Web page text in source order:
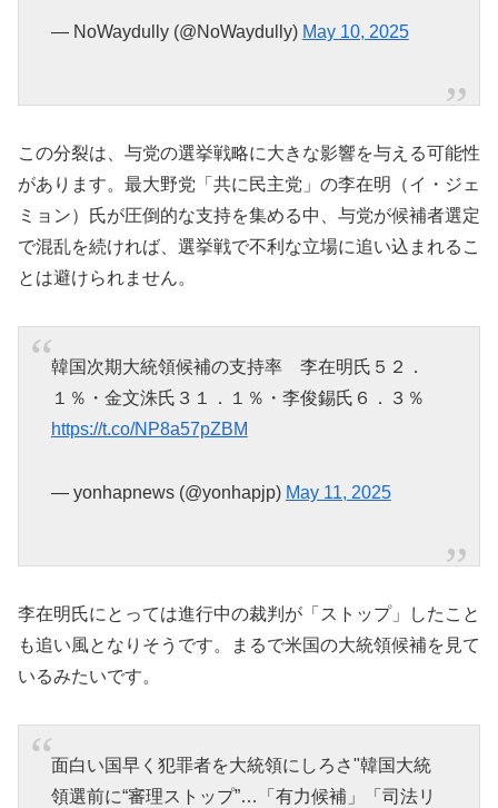
— NoWaydully (@NoWaydully) May 10, 2025
この分裂は、与党の選挙戦略に大きな影響を与える可能性
があります。最大野党「共に民主党」の李在明（イ・ジェ
ミョン）氏が圧倒的な支持を集める中、与党が候補者選定
で混乱を続ければ、選挙戦で不利な立場に追い込まれるこ
とは避けられません。
韓国次期大統領候補の支持率 李在明氏５２．
１％・金文洙氏３１．１％・李俊錫氏６．３％
https://t.co/NP8a57pZBM
— yonhapnews (@yonhapjp) May 11, 2025
李在明氏にとっては進行中の裁判が「ストップ」したこと
も追い風となりそうです。まるで米国の大統領候補を見て
いるみたいです。
面白い国早く犯罪者を大統領にしろさ"韓国大統
領選前に“審理ストップ”…「有力候補」「司法リ